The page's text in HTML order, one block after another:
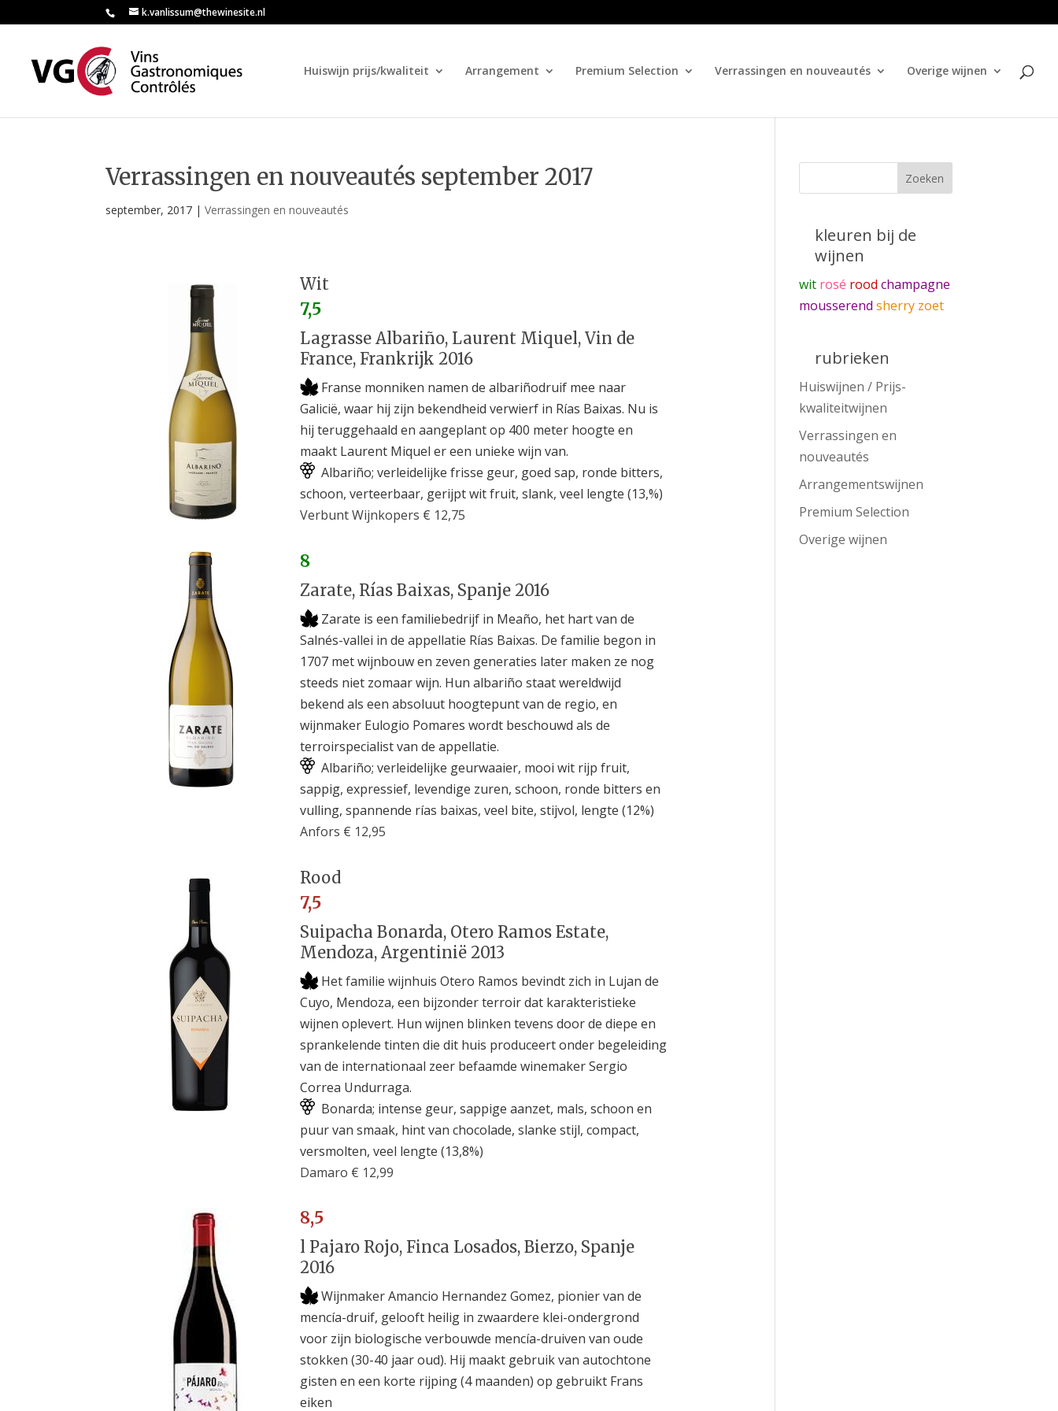
k.vanlissum@thewinesite.nl
Huiswijn prijs/kwaliteit Arrangement Premium Selection Verrassingen en nouveautés Overige wijnen
Verrassingen en nouveautés september 2017
september, 2017 |Verrassingen en nouveautés
Wit
7,5
Lagrasse Albariño, Laurent Miquel, Vin de
France, Frankrijk 2016
Franse monniken namen de albariñodruif mee naar
Galicië, waar hij zijn bekendheid verwierf in Rías Baixas. Nu is
hij teruggehaald en aangeplant op 400 meter hoogte en
maakt Laurent Miquel er een unieke wijn van.
Albariño; verleidelijke frisse geur, goed sap, ronde bitters,
schoon, verteerbaar, gerijpt wit fruit, slank, veel lengte (13,%)
Verbunt Wijnkopers € 12,75
8
Zarate, Rías Baixas, Spanje 2016
Zarate is een familiebedrijf in Meaño, het hart van de
Salnés-vallei in de appellatie Rías Baixas. De familie begon in
1707 met wijnbouw en zeven generaties later maken ze nog
steeds niet zomaar wijn. Hun albariño staat wereldwijd
bekend als een absoluut hoogtepunt van de regio, en
wijnmaker Eulogio Pomares wordt beschouwd als de
terroirspecialist van de appellatie.
Albariño; verleidelijke geurwaaier, mooi wit rijp fruit,
sappig, expressief, levendige zuren, schoon, ronde bitters en
vulling, spannende rías baixas, veel bite, stijvol, lengte (12%)
Anfors € 12,95
Rood
7,5
Suipacha Bonarda, Otero Ramos Estate,
Mendoza, Argentinië 2013
Het familie wijnhuis Otero Ramos bevindt zich in Lujan de
Cuyo, Mendoza, een bijzonder terroir dat karakteristieke
wijnen oplevert. Hun wijnen blinken tevens door de diepe en
sprankelende tinten die dit huis produceert onder begeleiding
van de internationaal zeer befaamde winemaker Sergio
Correa Undurraga.
Bonarda; intense geur, sappige aanzet, mals, schoon en
puur van smaak, hint van chocolade, slanke stijl, compact,
versmolten, veel lengte (13,8%)
Damaro € 12,99
8,5
l Pajaro Rojo, Finca Losados, Bierzo, Spanje
2016
Wijnmaker Amancio Hernandez Gomez, pionier van de
mencía-druif, gelooft heilig in zwaardere klei-ondergrond
voor zijn biologische verbouwde mencía-druiven van oude
stokken (30-40 jaar oud). Hij maakt gebruik van autochtone
gisten en een korte rijping (4 maanden) op gebruikt Frans
eiken
kleuren bij de
wijnen
wit rosé rood champagne
mousserend sherry zoet
rubrieken
Huiswijnen / Prijs-
kwaliteitwijnen
Verrassingen en
nouveautés
Arrangementswijnen
Premium Selection
Overige wijnen